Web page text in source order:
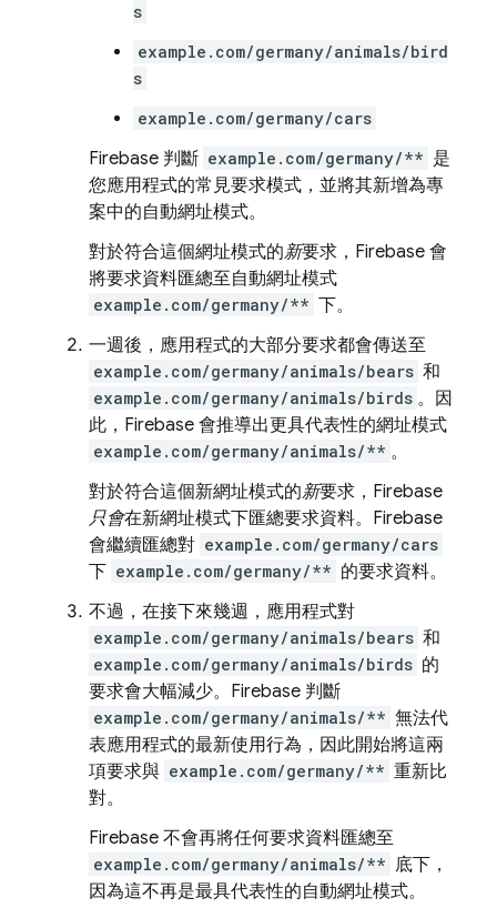
s
example.com/germany/animals/bird
s
example.com/germany/cars
Firebase 判斷 example.com/germany/** 是
您應用程式的常見要求模式，並將其新增為專
案中的自動網址模式。
對於符合這個網址模式的新要求，Firebase 會
將要求資料匯總至自動網址模式
example.com/germany/** 下。
一週後，應用程式的大部分要求都會傳送至
example.com/germany/animals/bears 和
example.com/germany/animals/birds 。因
此，Firebase 會推導出更具代表性的網址模式
example.com/germany/animals/** 。
對於符合這個新網址模式的新要求，Firebase
只會在新網址模式下匯總要求資料。Firebase
會繼續匯總對 example.com/germany/cars
下 example.com/germany/** 的要求資料。
不過，在接下來幾週，應用程式對
example.com/germany/animals/bears 和
example.com/germany/animals/birds 的
要求會大幅減少。Firebase 判斷
example.com/germany/animals/** 無法代
表應用程式的最新使用行為，因此開始將這兩
項要求與 example.com/germany/** 重新比
對。
Firebase 不會再將任何要求資料匯總至
example.com/germany/animals/** 底下，
因為這不再是最具代表性的自動網址模式。